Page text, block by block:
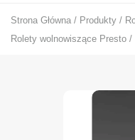
Strona Główna / Produkty /
Rolety wolnowiszące Presto /